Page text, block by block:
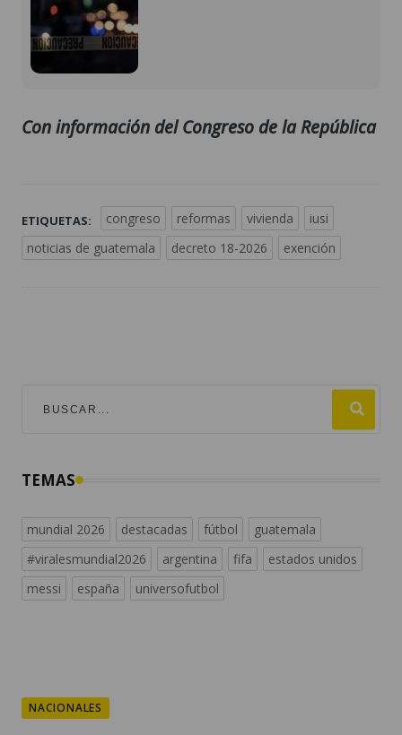
Con información del Congreso de la República
ETIQUETAS: congreso reformas vivienda
iusi
noticias de guatemala
decreto 18-2026 exención
TEMAS
mundial 2026 destacadas fútbol
guatemala
#viralesmundial2026
argentina fifa
estados unidos
messi
españa universofutbol
NACIONALES